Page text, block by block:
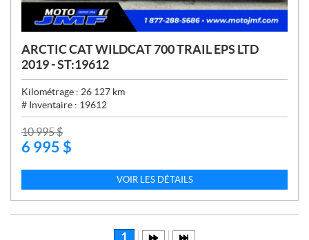
ARCTIC CAT WILDCAT 700 TRAIL EPS LTD
2019 - ST:19612
Kilométrage : 26 127 km
# Inventaire : 19612
P
R
10 995$
6 995 $
VOIR LES DÉTAILS
1